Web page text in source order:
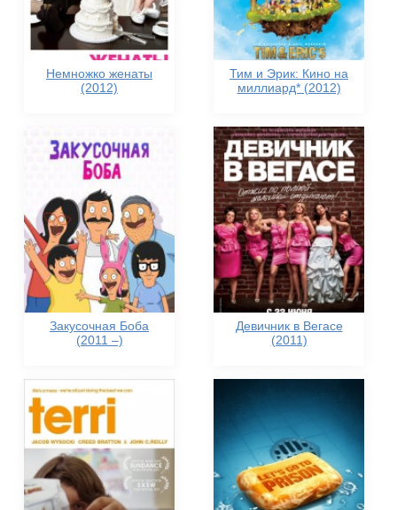
Немножко женаты
(2012)
Тим и Эрик: Кино на
миллиард* (2012)
Закусочная Боба
(2011 –)
Девичник в Вегасе
(2011)